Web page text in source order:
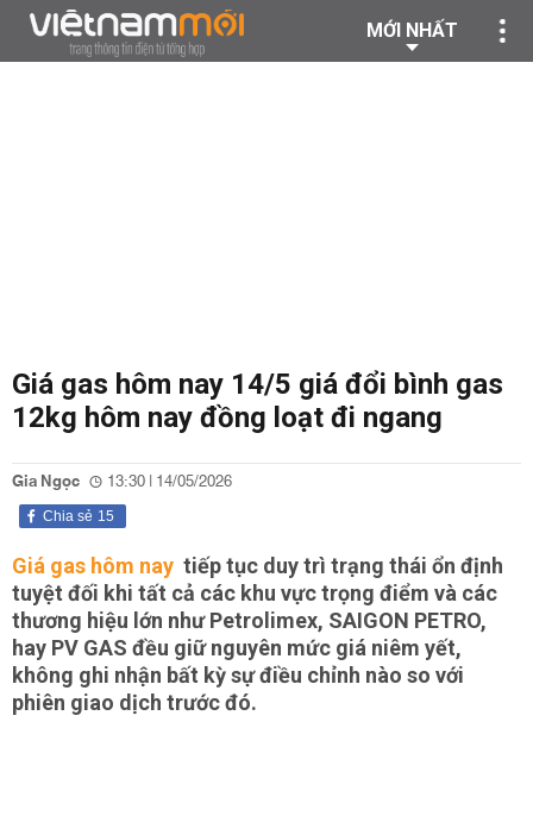
MỚI NHẤT
Giá gas hôm nay 14/5 giá đổi bình gas
12kg hôm nay đồng loạt đi ngang
Gia Ngọc 13:30 | 14/05/2026
15
Chia sẻ
Giá gas hôm nay tiếp tục duy trì trạng thái ổn định
tuyệt đối khi tất cả các khu vực trọng điểm và các
thương hiệu lớn như Petrolimex, SAIGON PETRO,
hay PV GAS đều giữ nguyên mức giá niêm yết,
không ghi nhận bất kỳ sự điều chỉnh nào so với
phiên giao dịch trước đó.